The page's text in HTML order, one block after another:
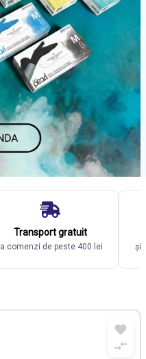
Transport gratuit
la comenzi de peste 400 lei și